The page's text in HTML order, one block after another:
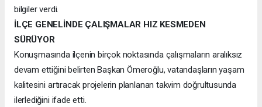
bilgiler verdi.
İLÇE GENELİNDE ÇALIŞMALAR HIZ KESMEDEN
SÜRÜYOR
Konuşmasında ilçenin birçok noktasında çalışmaların aralıksız
devam ettiğini belirten Başkan Ömeroğlu, vatandaşların yaşam
kalitesini artıracak projelerin planlanan takvim doğrultusunda
ilerlediğini ifade etti.